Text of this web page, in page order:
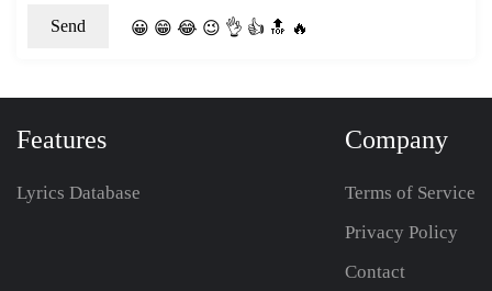
😀 😁 😂 😉 👌 👍 🔝 🔥
Features
Lyrics Database
Company
Terms of Service
Privacy Policy
Contact